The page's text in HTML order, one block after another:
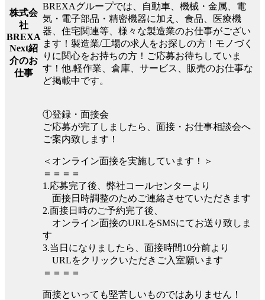
株式会
社
BREXA
Next紹
介のお
仕事
BREXAグループでは、自動車、機械・金属、電
気・電子部品・精密機器に加え、食品、医療機
器、住宅関連等、様々な製造業のお仕事がござい
ます！製造業/工場の求人をお探しの方！モノづく
りに関心をお持ちの方！ご応募お待ちしていま
す！他.軽作業、倉庫、サービス、販売のお仕事な
ど掲載中です。
①登録・面接会
ご応募が完了しましたら、面接・お仕事相談会へ
ご案内致します！
＜オンライン面接を実施しています！＞
＝＝＝＝
1.応募完了後、弊社コールセンターより
面接日時調整のためご連絡させていただきます
2.面接日時のご予約完了後、
オンライン面接のURLをSMSにてお送り致しま
す
3.当日になりましたら、面接時間10分前より
URLをクリックいただきご入室願います
＝＝＝＝
面接といっても堅苦しいものではありません！